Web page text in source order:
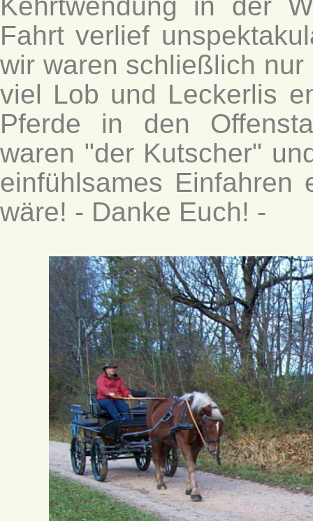
Fahrt verlief
wir waren schließlich
viel Lob und Leckerlis
Pferde in den
waren "der Kutscher"
einfühlsames Einfahren
wäre! - Danke Euch! -